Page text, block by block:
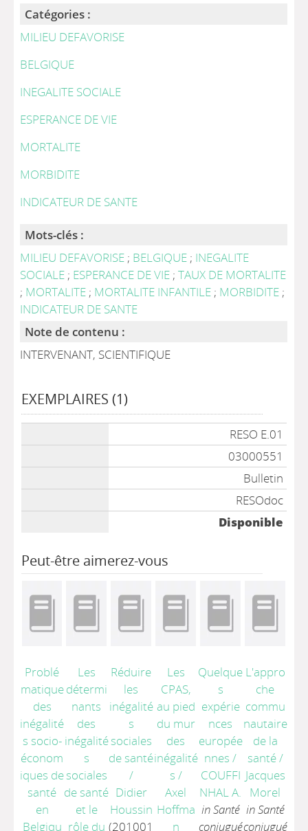
Catégories :
MILIEU DEFAVORISE
BELGIQUE
INEGALITE SOCIALE
ESPERANCE DE VIE
MORTALITE
MORBIDITE
INDICATEUR DE SANTE
Mots-clés :
MILIEU DEFAVORISE ; BELGIQUE ; INEGALITE
SOCIALE ; ESPERANCE DE VIE ;TAUX DE MORTALITE
; MORTALITE ; MORTALITE INFANTILE ; MORBIDITE ;
INDICATEUR DE SANTE
Note de contenu :
INTERVENANT, SCIENTIFIQUE
EXEMPLAIRES (1)
RESO E.01
03000551
Bulletin
RESOdoc
Disponible
Peut-être aimerez-vous
Problé
matique
des
inégalité
s socio-
économ
iques de
santé
en
Belgiqu
Les
détermi
nants
des
inégalité
s
sociales
de santé
et le
rôle du
Réduire
les
inégalité
s
sociales
de santé
/
Didier
Houssin
(201001
Les
CPAS,
au pied
du mur
des
inégalité
s /
Axel
Hoffma
n
Quelque
s
expérie
nces
europée
nnes /
COUFFI
NHAL A.
in Santé
conjugué
L'appro
che
commu
nautaire
de la
santé/
Jacques
Morel
in Santé
conjugué